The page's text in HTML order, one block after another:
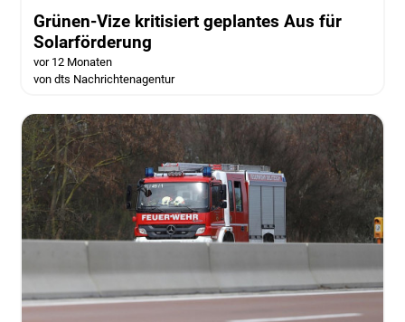
Grünen-Vize kritisiert geplantes Aus für
Solarförderung
vor 12 Monaten
von dts Nachrichtenagentur